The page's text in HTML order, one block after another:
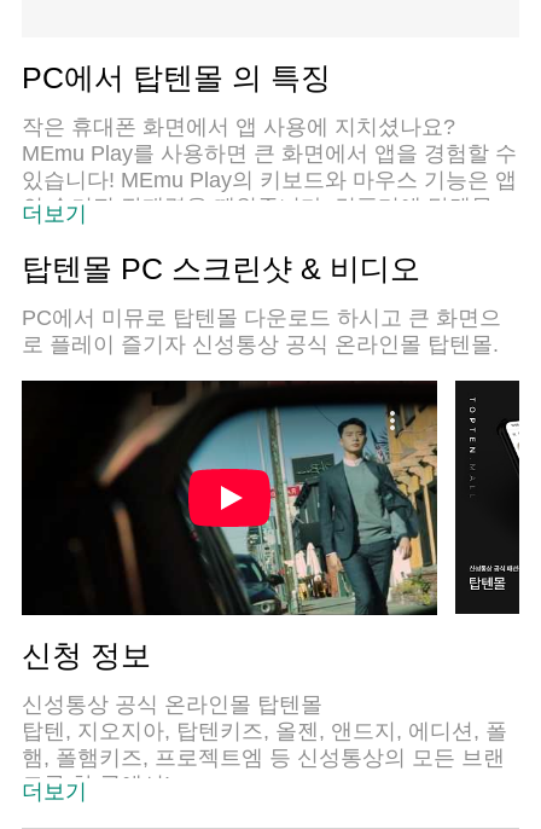
PC에서 탑텐몰 의 특징
작은 휴대폰 화면에서 앱 사용에 지치셨나요?
MEmu Play를 사용하면 큰 화면에서 앱을 경험할 수
있습니다! MEmu Play의 키보드와 마우스 기능은 앱
의 숨겨진 잠재력을 깨워줍니다. 컴퓨터에 탑텐몰
걱정 없이 좋아하는 앱을 즐길 수 있습니다. MEmu
Play를 사용하면 컴퓨터에서 앱을 쉽게 사용할 수 있
으며, 언제나 고품질 경험을 보장합니다!
더보기
탑텐몰 PC 스크린샷 & 비디오
PC에서 미뮤로 탑텐몰 다운로드 하시고 큰 화면으
로 플레이 즐기자 신성통상 공식 온라인몰 탑텐몰.
신청 정보
신성통상 공식 온라인몰 탑텐몰
탑텐, 지오지아, 탑텐키즈, 올젠, 앤드지, 에디션, 폴
햄, 폴햄키즈, 프로젝트엠 등 신성통상의 모든 브랜
드를 한 곳에서!
더보기